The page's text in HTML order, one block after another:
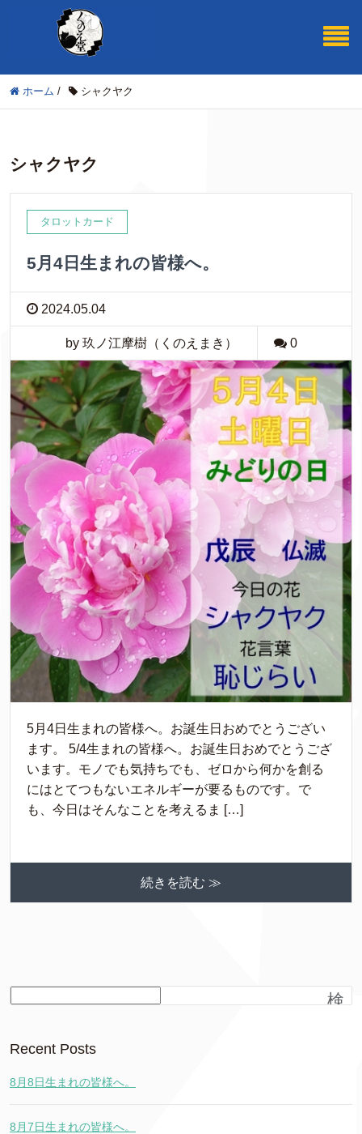
ホーム / シャクヤク
シャクヤク
タロットカード
5月4日生まれの皆様へ。
2024.05.04
by 玖ノ江摩樹（くのえまき） 0
5月4日生まれの皆様へ。お誕生日おめでとうござい
ます。 5/4生まれの皆様へ。お誕生日おめでとうござ
います。モノでも気持ちでも、ゼロから何かを創る
にはとてつもないエネルギーが要るものです。で
も、今日はそんなことを考えるま […]
続きを読む ≫
検
Recent Posts
8月8日生まれの皆様へ。
8月7日生まれの皆様へ。